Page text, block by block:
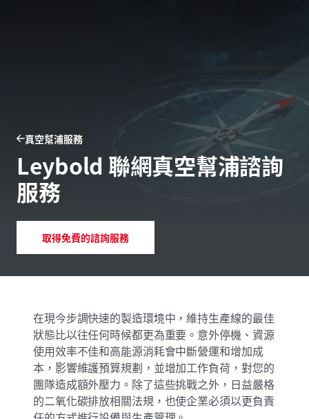
真空幫浦服務
Leybold 聯網真空幫浦諮詢
服務
取得免費的諮詢服務
在現今步調快速的製造環境中，維持生產線的最佳
狀態比以往任何時候都更為重要。意外停機、資源
使用效率不佳和高能源消耗會中斷營運和增加成
本，影響維護預算規劃，並增加工作負荷，對您的
團隊造成額外壓力。除了這些挑戰之外，日益嚴格
的二氧化碳排放相關法規，也使企業必須以更負責